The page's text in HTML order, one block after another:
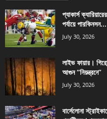
প্যাকার্স
পর্যায়ে পারকিনসন...
July 30, 2026
লাইভ ফায়ার।
আগুন “নিয়ন্ত্রনে”
July 30, 2026
বার্সেলোনা